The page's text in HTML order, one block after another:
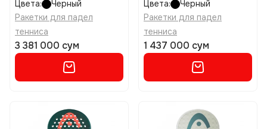
Цвета:
Черный
Ракетки для падел
тенниса
3 381 000 сум
Цвета:
Черный
Ракетки для падел
тенниса
1 437 000 сум